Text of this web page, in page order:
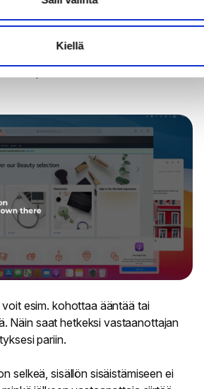
Kiellä
sekin, että vastaanottaja saattoi
ikkunan ja nyt
hyvin pienenä ruudun alareunassa.
esim. kohottaa ääntää tai
Näin saat hetkeksi vastaanottajan
pariin.
selkeä, sisällön sisäistämiseen ei